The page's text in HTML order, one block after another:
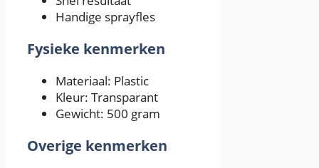
Handige sprayfles
Fysieke kenmerken
Materiaal: Plastic
Kleur: Transparant
Gewicht: 500 gram
Overige kenmerken